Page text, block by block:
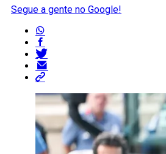
Segue a gente no Google!